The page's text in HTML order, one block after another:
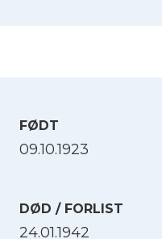
FØDT
09.10.1923
DØD / FORLIST
24.01.1942